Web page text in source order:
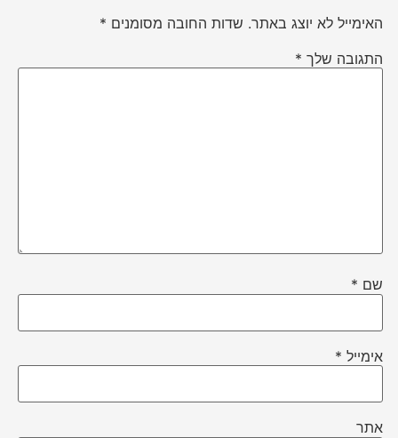
האימייל לא יוצג באתר. שדות החובה מסומנים *
התגובה שלך *
שם *
אימייל *
אתר